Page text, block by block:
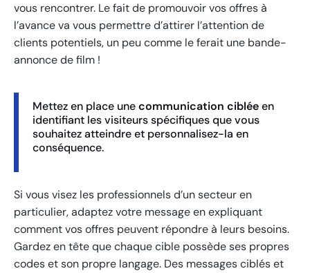
vous rencontrer. Le fait de promouvoir vos offres à
l’avance va vous permettre d’attirer l’attention de
clients potentiels, un peu comme le ferait une bande-
annonce de film !
Mettez en place unecommunication cibléeen
identifiant les visiteurs spécifiques que vous
souhaitez atteindre et personnalisez-la en
conséquence.
Si vous visez les professionnels d’un secteur en
particulier, adaptez votre message en expliquant
comment vos offres peuvent répondre à leurs besoins.
Gardez en tête que chaque cible possède ses propres
codes et son propre langage. Des messages ciblés et